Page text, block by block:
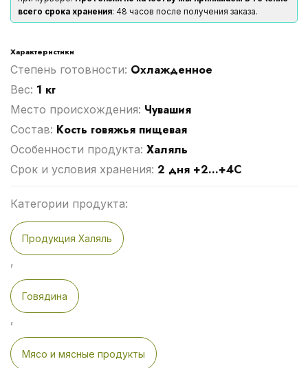
всего срока хранения: 48 часов после получения заказа.
Характеристики
Степень готовности: Охлажденное
Вес: 1 кг
Место происхождения: Чувашия
Cостав: Кость говяжья пищевая
Особенности продукта: Халяль
Срок и условия хранения: 2 дня +2...+4С
Категории продукта:
Продукция Халяль
,
Говядина
,
Мясо и мясные продукты